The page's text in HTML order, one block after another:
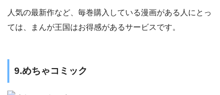
人気の最新作など、毎巻購入している漫画がある人にとっ
ては、まんが王国はお得感があるサービスです。
9.めちゃコミック